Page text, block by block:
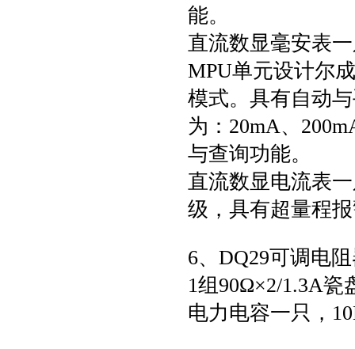
能。
直流数显毫安表
MPU单元设计尔
模式。具有自动
为：20mA、
与查询功能。
直流数显电流表
级，具有超量程
6、DQ29可调电
1组90Ω×2/1.3A瓷
电力电容一只，